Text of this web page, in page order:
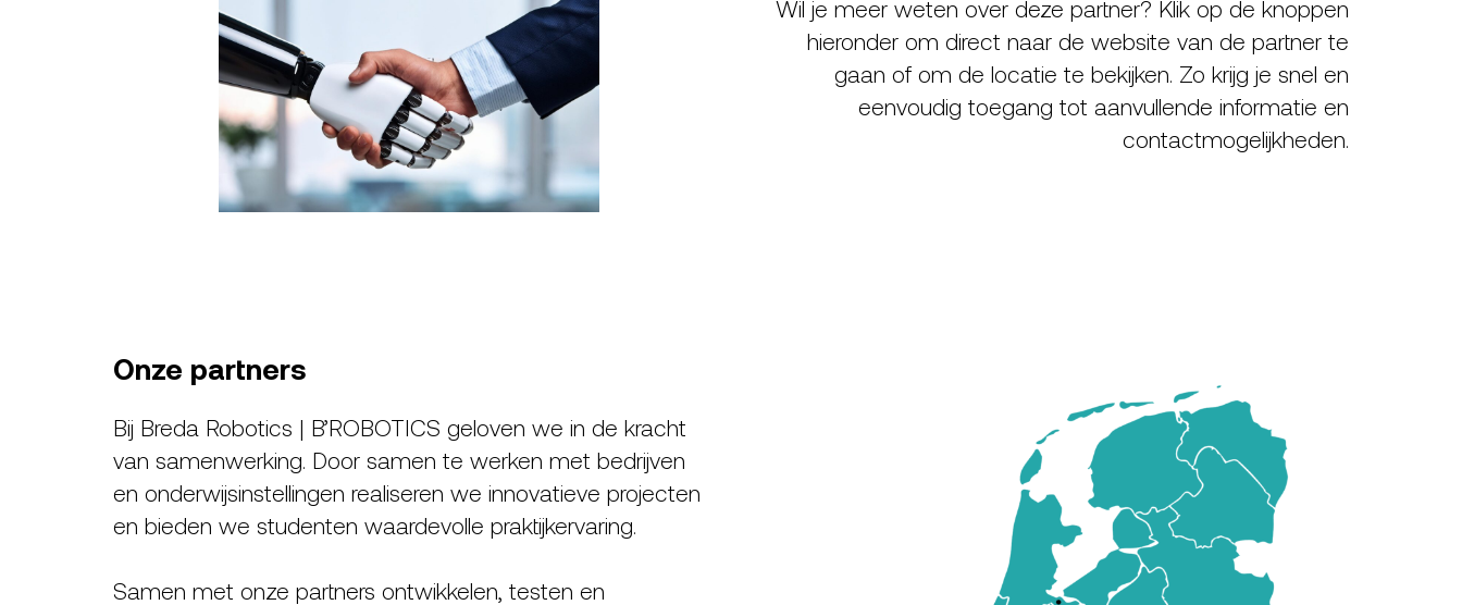
Wil je meer weten over deze partner? Klik op de knoppen
hieronder om direct naar de website van de partner te
gaan of om de locatie te bekijken. Zo krijg je snel en
eenvoudig toegang tot aanvullende informatie en
contactmogelijkheden.
Onze partners
Bij Breda Robotics | B’ROBOTICS geloven we in de kracht
van samenwerking. Door samen te werken met bedrijven
en onderwijsinstellingen realiseren we innovatieve projecten
en bieden we studenten waardevolle praktijkervaring.
Samen met onze partners ontwikkelen, testen en